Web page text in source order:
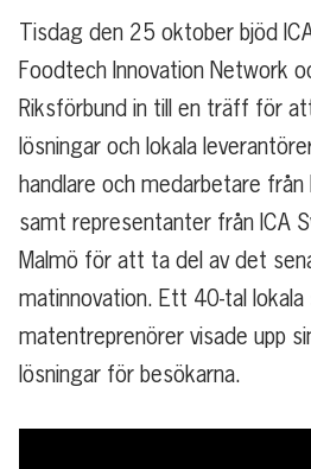
Tisdag den 25 oktober bjöd
Foodtech Innovation Network
Riksförbund in till en träff för
lösningar och lokala
handlare och medarbetare från
samt representanter från ICA
Malmö för att ta del av det
matinnovation. Ett 40-tal
matentreprenörer visade upp
lösningar för besökarna.